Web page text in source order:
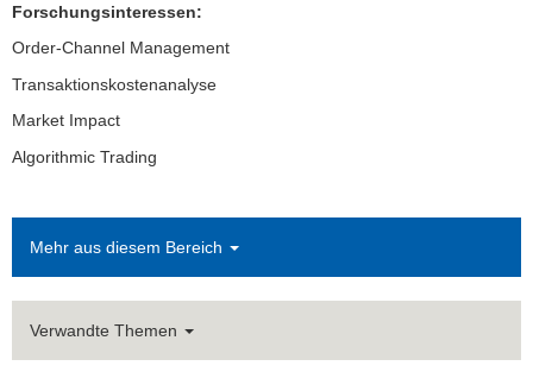
Forschungsinteressen:
Order-Channel Management
Transaktionskostenanalyse
Market Impact
Algorithmic Trading
Mehr aus diesem Bereich
Verwandte Themen